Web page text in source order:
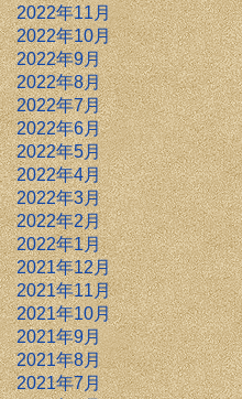
2022年11月
2022年10月
2022年9月
2022年8月
2022年7月
2022年6月
2022年5月
2022年4月
2022年3月
2022年2月
2022年1月
2021年12月
2021年11月
2021年10月
2021年9月
2021年8月
2021年7月